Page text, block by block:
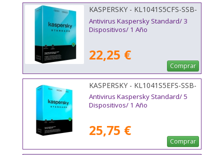
KASPERSKY - KL1041S5CFS-SSB-
ES
Antivirus Kaspersky Standard/ 3
Dispositivos/ 1 Año
22,25 €
Comprar
KASPERSKY - KL1041S5EFS-SSB-
ES
Antivirus Kaspersky Standard/ 5
Dispositivos/ 1 Año
25,75 €
Comprar